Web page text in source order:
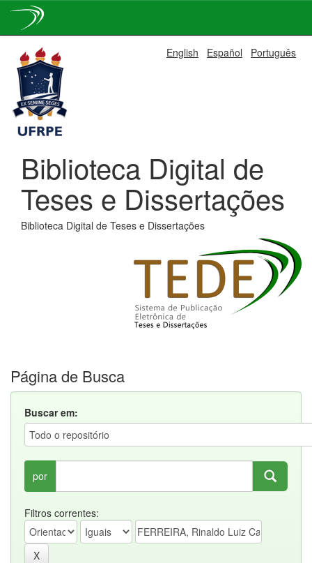
navigation
English Español Português
Biblioteca Digital de
Teses e Dissertações
Biblioteca Digital de Teses e Dissertações
Página de Busca
Buscar em:
por
Filtros correntes: